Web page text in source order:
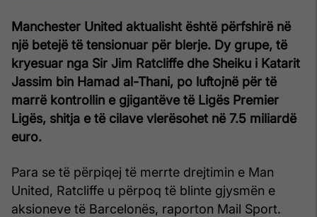
Manchester United aktualisht është përfshirë në
një betejë të tensionuar për blerje. Dy grupe, të
kryesuar nga Sir Jim Ratcliffe dhe Sheiku i Katarit
Jassim bin Hamad al-Thani, po luftojnë për të
marrë kontrollin e gjigantëve të Ligës Premier
Ligës, shitja e të cilave vlerësohet në 7.5 miliardë
euro.
Para se të përpiqej të merrte drejtimin e Man
United, Ratcliffe u përpoq të blinte gjysmën e
aksioneve të Barcelonës, raporton Mail Sport.